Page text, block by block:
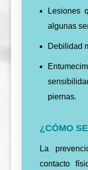
Lesiones
algunas
Debilidad
piernas.
¿CÓMO
La
contacto